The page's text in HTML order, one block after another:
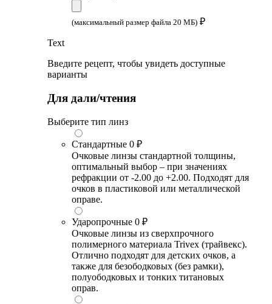
(максимальный размер файла 20 МБ) ₽
Text
Введите рецепт, чтобы увидеть доступные
варианты
Для дали/чтения
Выберите тип линз
Стандартные 0 ₽
Очковые линзы стандартной толщины,
оптимальный выбор – при значениях
рефракции от -2.00 до +2.00. Подходят для
очков в пластиковой или металлической
оправе.
Ударопрочные 0 ₽
Очковые линзы из сверхпрочного
полимерного материала Trivex (трайвекс).
Отлично подходят для детских очков, а
также для безободковых (без рамки),
полуободковых и тонких титановых
оправ.